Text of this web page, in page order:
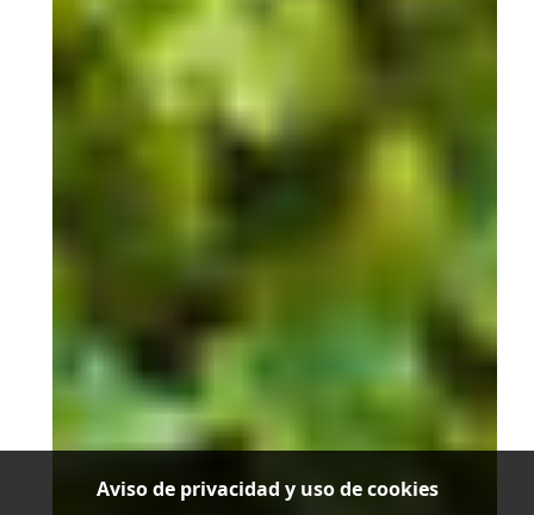
Aviso de privacidad y uso de cookies